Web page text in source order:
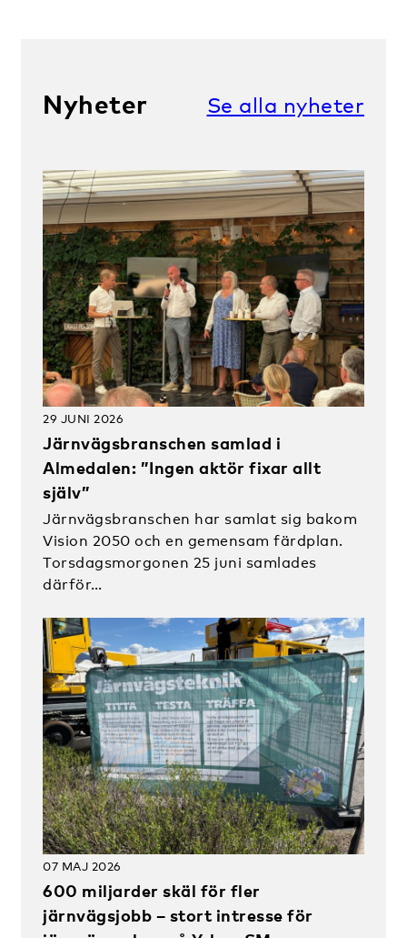
Nyheter Se alla nyheter
29 JUNI 2026
Järnvägsbranschen samlad i
Almedalen: ”Ingen aktör fixar allt
själv”
Järnvägsbranschen har samlat sig bakom
Vision 2050 och en gemensam färdplan.
Torsdagsmorgonen 25 juni samlades
därför…
07 MAJ 2026
600 miljarder skäl för fler
järnvägsjobb – stort intresse för